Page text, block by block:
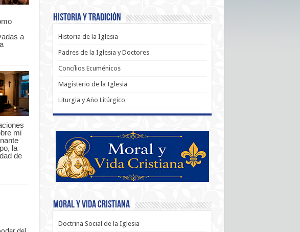
a
mi
la
de
Historia y Tradición
Historia de la Iglesia
Padres de la Iglesia y Doctores
Concílios Ecuménicos
Magisterio de la Iglesia
Liturgia y Año Litúrgico
Moral y Vida Cristiana
Doctrina Social de la Iglesia